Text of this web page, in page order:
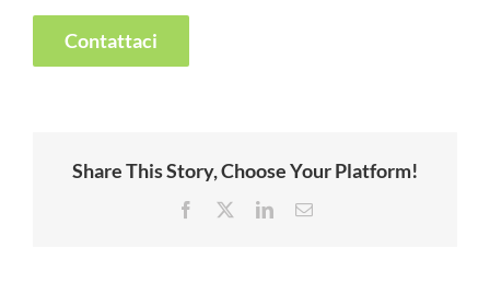
Contattaci
Share This Story, Choose Your Platform!
Facebook LinkedInEmail